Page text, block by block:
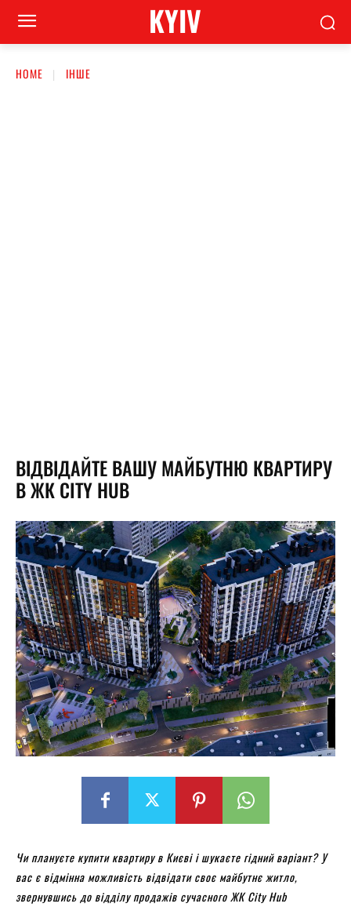
KYIV
HOME ІНШЕ
ВІДВІДАЙТЕ ВАШУ МАЙБУТНЮ КВАРТИРУ
В ЖК CITY HUB
Чи плануєте купити квартиру в Києві і шукаєте гідний варіант? У
вас є відмінна можливість відвідати своє майбутнє житло,
звернувшись до відділу продажів сучасного ЖК City Hub